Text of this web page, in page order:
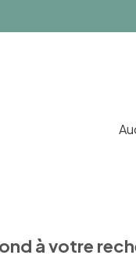
à votre